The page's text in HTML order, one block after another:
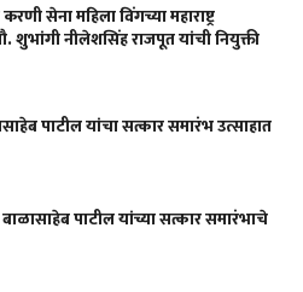
करणी सेना महिला विंगच्या महाराष्ट्र
शुभांगी नीलेशसिंह राजपूत यांची नियुक्ती
पाटील यांचा सत्कार समारंभ उत्साहात
पाटील यांच्या सत्कार समारंभाचे